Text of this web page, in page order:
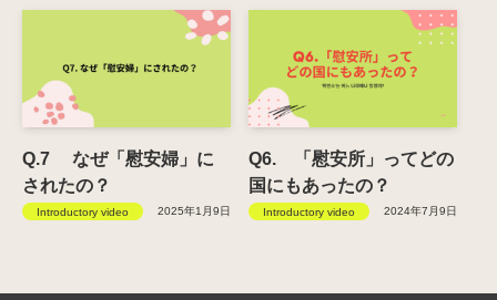
Q.7 なぜ「慰安婦」に
されたの？
Introductory video 2025年1月9日
Q6. 「慰安所」ってどの
国にもあったの？
Introductory video 2024年7月9日